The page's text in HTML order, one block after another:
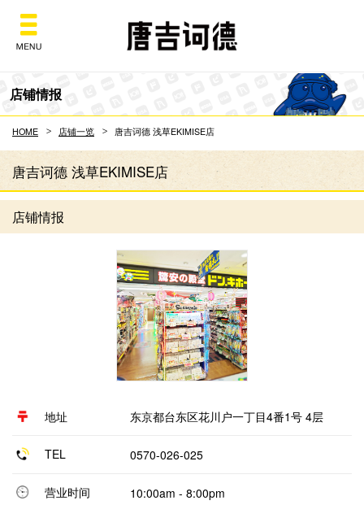
店铺情报
HOME 店铺一览 唐吉诃德 浅草EKIMISE店
唐吉诃德 浅草EKIMISE店
店铺情报
地址 东京都台东区花川户一丁目4番1号 4层
TEL 0570-026-025
营业时间 10:00am - 8:00pm